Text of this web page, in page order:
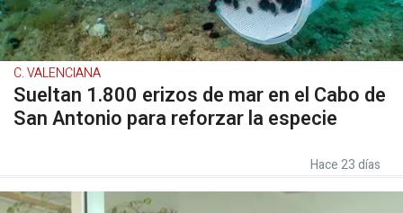
C. VALENCIANA
Sueltan 1.800 erizos de mar en el Cabo de
San Antonio para reforzar la especie
Hace 23 días